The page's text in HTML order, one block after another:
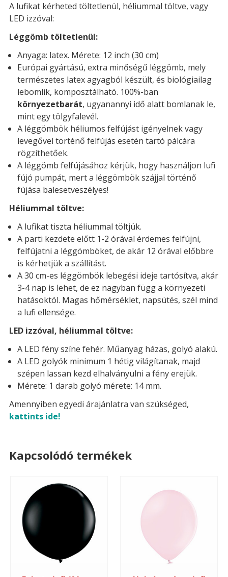
A lufikat kérheted töltetlenül, héliummal töltve, vagy
LED izzóval:
Léggömb töltetlenül:
Anyaga: latex. Mérete: 12 inch (30 cm)
Európai gyártású, extra minőségű léggömb, mely
természetes latex agyagból készült, és biológiailag
lebomlik, komposztálható. 100%-ban
környezetbarát, ugyanannyi idő alatt bomlanak le,
mint egy tölgyfalevél.
A léggömbök héliumos felfújást igényelnek vagy
levegővel történő felfújás esetén tartó pálcára
rögzíthetőek.
A léggömb felfújásához kérjük, hogy használjon lufi
fújó pumpát, mert a léggömbök szájjal történő
fújása balesetveszélyes!
Héliummal töltve:
A lufikat tiszta héliummal töltjük.
A parti kezdete előtt 1-2 órával érdemes felfújni,
felfújatni a léggömböket, de akár 12 órával előbbre
is kérhetjük a szállítást.
A 30 cm-es léggömbök lebegési ideje tartósítva, akár
3-4 nap is lehet, de ez nagyban függ a környezeti
hatásoktól. Magas hőmérséklet, napsütés, szél mind
a lufi ellensége.
LED izzóval, héliummal töltve:
A LED fény színe fehér. Műanyag házas, golyó alakú.
A LED golyók minimum 1 hétig világítanak, majd
szépen lassan kezd elhalványulni a fény erejük.
Mérete: 1 darab golyó mérete: 14 mm.
Amennyiben egyedi árajánlatra van szükséged,
kattints ide!
Kapcsolódó termékek